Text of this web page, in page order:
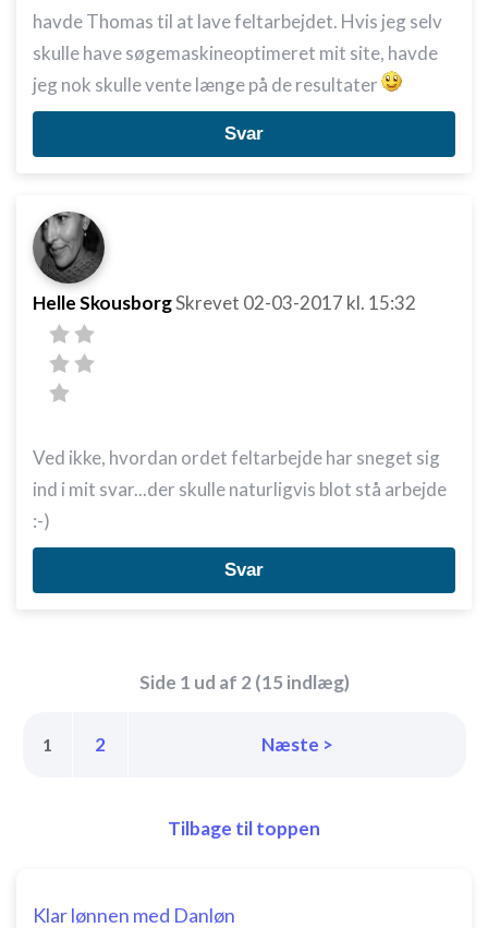
havde Thomas til at lave feltarbejdet. Hvis jeg selv
skulle have søgemaskineoptimeret mit site, havde
jeg nok skulle vente længe på de resultater
Svar
Helle SkousborgSkrevet 02-03-2017 kl. 15:32
Ved ikke, hvordan ordet feltarbejde har sneget sig
ind i mit svar...der skulle naturligvis blot stå arbejde
:-)
Svar
Side 1 ud af 2 (15 indlæg)
1 2 Næste >
Tilbage til toppen
Klar lønnen med Danløn